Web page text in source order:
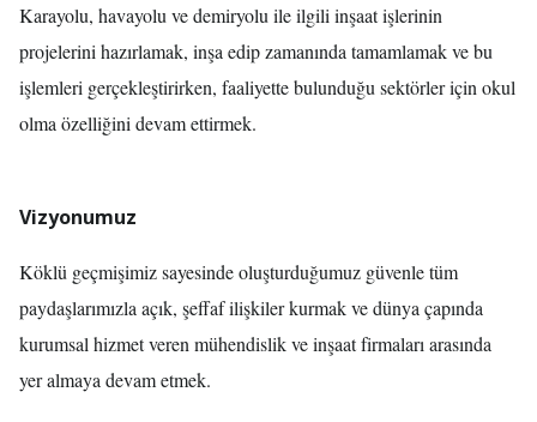
Karayolu, havayolu ve demiryolu ile ilgili inşaat işlerinin
projelerini hazırlamak, inşa edip zamanında tamamlamak ve bu
işlemleri gerçekleştirirken, faaliyette bulunduğu sektörler için okul
olma özelliğini devam ettirmek.
Vizyonumuz
Köklü geçmişimiz sayesinde oluşturduğumuz güvenle tüm
paydaşlarımızla açık, şeffaf ilişkiler kurmak ve dünya çapında
kurumsal hizmet veren mühendislik ve inşaat firmaları arasında
yer almaya devam etmek.